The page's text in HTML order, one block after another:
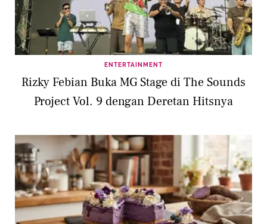
ENTERTAINMENT
Rizky Febian Buka MG Stage di The Sounds
Project Vol. 9 dengan Deretan Hitsnya